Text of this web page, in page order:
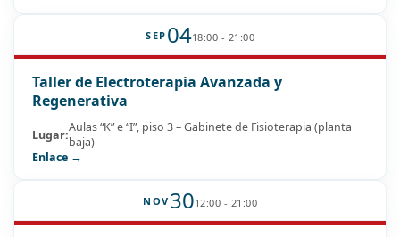
SEP 0418:00 - 21:00
Taller de Electroterapia Avanzada y
Regenerativa
Lugar:Aulas “K” e “I”, piso 3 – Gabinete de Fisioterapia (planta
baja)
Enlace →
NOV 3012:00 - 21:00